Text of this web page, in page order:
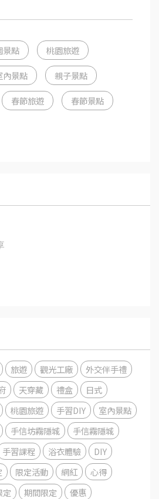
景點 桃園旅遊
內景點 親子景點
春節旅遊 春節景點
旅遊 觀光工廠
外交伴手禮
天穿藏 禮盒
日式
桃園旅遊 手習DIY
室內景點
手信坊霧隱城
手信霧隱城
手習課程 浴衣體驗
DIY
限定活動 網紅
心得
定 期間限定
優惠